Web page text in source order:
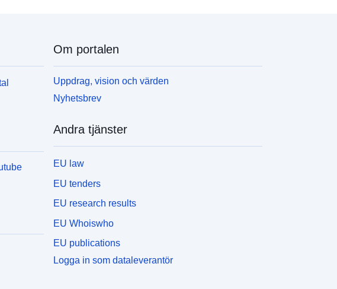
Om portalen
Uppdrag, vision och värden
Nyhetsbrev
Andra tjänster
EU law
EU tenders
EU research results
EU Whoiswho
EU publications
Logga in som dataleverantör